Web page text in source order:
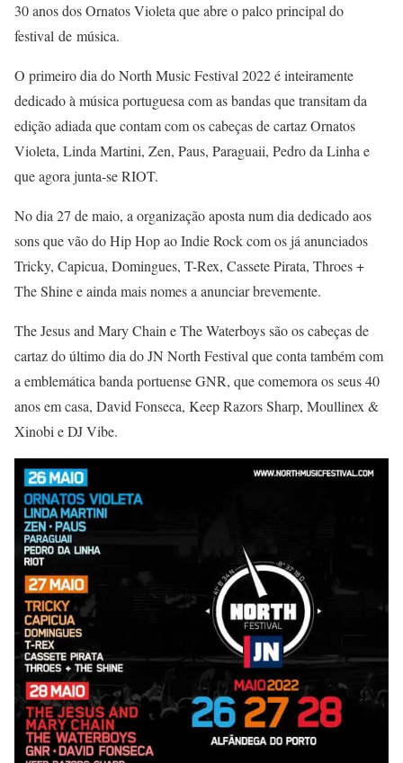
30 anos dos Ornatos Violeta que abre o palco principal do
festival de música.
O primeiro dia do North Music Festival 2022 é inteiramente
dedicado à música portuguesa com as bandas que transitam da
edição adiada que contam com os cabeças de cartaz Ornatos
Violeta, Linda Martini, Zen, Paus, Paraguaii, Pedro da Linha e
que agora junta-se RIOT.
No dia 27 de maio, a organização aposta num dia dedicado aos
sons que vão do Hip Hop ao Indie Rock com os já anunciados
Tricky, Capicua, Domingues, T-Rex, Cassete Pirata, Throes +
The Shine e ainda mais nomes a anunciar brevemente.
The Jesus and Mary Chain e The Waterboys são os cabeças de
cartaz do último dia do JN North Festival que conta também com
a emblemática banda portuense GNR, que comemora os seus 40
anos em casa, David Fonseca, Keep Razors Sharp, Moullinex &
Xinobi e DJ Vibe.